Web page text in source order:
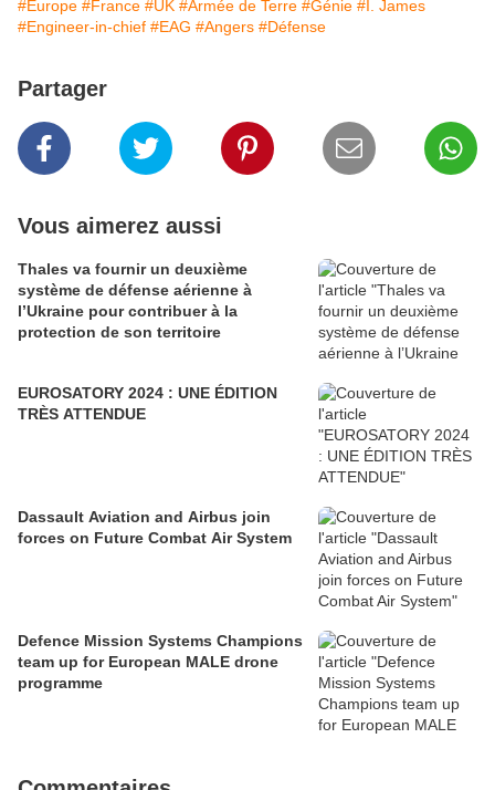
#Europe #France #UK #Armée de Terre #Génie #I. James
#Engineer-in-chief #EAG #Angers #Défense
Partager
Vous aimerez aussi
Thales va fournir un deuxième
système de défense aérienne à
l’Ukraine pour contribuer à la
protection de son territoire
EUROSATORY 2024 : UNE ÉDITION
TRÈS ATTENDUE
Dassault Aviation and Airbus join
forces on Future Combat Air System
Defence Mission Systems Champions
team up for European MALE drone
programme